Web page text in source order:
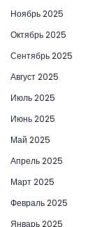
Ноябрь 2025
Октябрь 2025
Сентябрь 2025
Август 2025
Июль 2025
Июнь 2025
Май 2025
Апрель 2025
Март 2025
Февраль 2025
Январь 2025